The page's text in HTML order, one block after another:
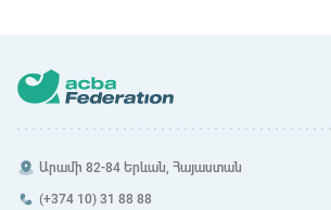
Արամի 82-84 Երևան, Հայաստան
(+374 10) 31 88 88